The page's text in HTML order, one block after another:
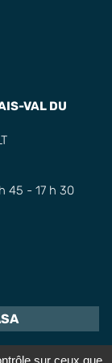
VAL DU
45 - 17 h 30
sur ceux que